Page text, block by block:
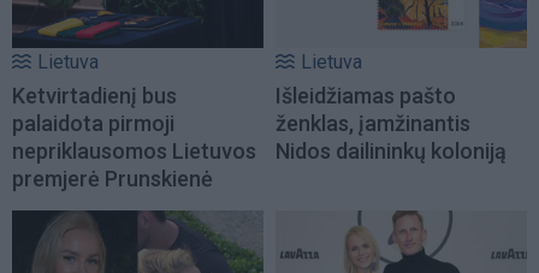
Lietuva
Ketvirtadienį bus
palaidota pirmoji
nepriklausomos Lietuvos
premjerė Prunskienė
Lietuva
Išleidžiamas pašto
ženklas, įamžinantis
Nidos dailininkų koloniją